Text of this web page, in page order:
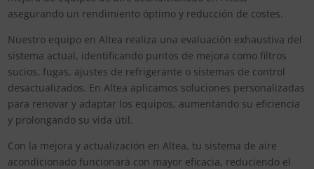
asegurando un rendimiento óptimo y reducción de costes.
Nuestro equipo en Altea realiza una evaluación exhaustiva del
sistema actual, identificando puntos de mejora como filtros
sucios, fugas, ajustes de refrigerante o sistemas de control
desactualizados. En Altea aplicamos soluciones personalizadas
para renovar y adaptar los equipos, aumentando su eficiencia
y prolongando su vida útil.
Con la mejora y actualización en Altea, tu sistema de aire
acondicionado funcionará con mayor eficacia, reduciendo el